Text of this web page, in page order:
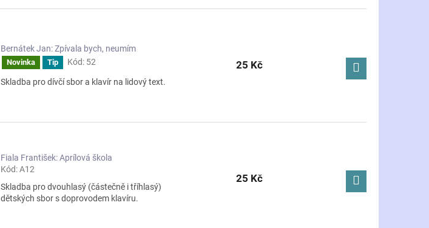
Bernátek Jan: Zpívala bych, neumím
Novinka Tip Kód: 52
Skladba pro dívčí sbor a klavír na lidový text.
25 Kč
Fiala František: Aprílová škola
Kód:A12
Skladba pro dvouhlasý (částečně i tříhlasý)
dětských sbor s doprovodem klavíru.
25 Kč